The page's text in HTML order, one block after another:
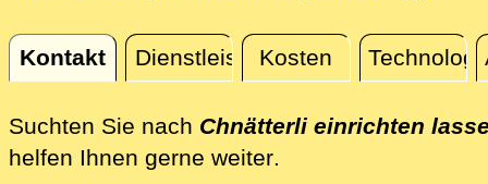
Kontakt Dienstleistungen
Kosten
Kontakt
Suchten Sie nach Chnätterli einrichten
helfen Ihnen gerne weiterdirekt an Ihrem
.